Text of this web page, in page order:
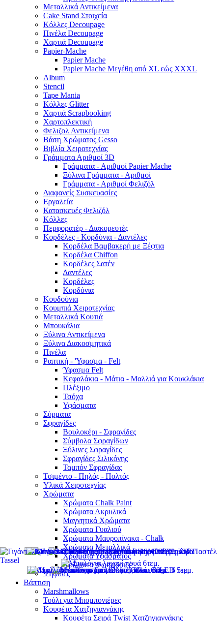
Μεταλλικά Αντικείμενα
Cake Stand Στοιχεία
Κόλλες Decoupage
Πινέλα Decoupage
Χαρτιά Decoupage
Papier-Mache
Papier Mache
Papier Mache Μεγέθη από XL εώς XXXL
Album
Stencil
Tape Mania
Κόλλες Glitter
Χαρτιά Scrapbooking
Χαρτοπλεκτική
Φελιζολ Αντικείμενα
Βάση Χρώματος Gesso
Βιβλία Χειροτεχνίας
Γράμματα Αριθμοί 3D
Γράμματα - Αριθμοί Papier Mache
Ξύλινα Γράμματα - Αριθμοί
Γράμματα - Αριθμοί Φελιζόλ
Διαφανείς Συσκευασίες
Εργαλεία
Κατασκευές Φελιζόλ
Κόλλες
Περφορατέρ - Διακορευτές
Κορδέλες - Κορδόνια - Δαντέλες
Κορδέλα Βαμβακερή με Ξέφτια
Κορδέλα Chiffon
Κορδέλες Σατέν
Δαντέλες
Κορδέλες
Κορδόνια
Κουδούνια
Κουμπιά Χειροτεχνίας
Μεταλλικά Κουτιά
Μπουκάλια
Ξύλινα Αντικείμενα
Ξύλινα Διακοσμητικά
Πινέλα
Ραπτική - 'Υφασμα - Felt
Ύφασμα Felt
Κεφαλάκια - Μάτια - Μαλλιά για Κουκλάκια
Πλέξιμο
Τσόχα
Υφάσματα
Σύρματα
Σφραγίδες
Βουλοκέρι - Σφραγίδες
Σύμβολα Σφραγίδων
Ξύλινες Σφραγίδες
Σφραγίδες Σιλικόνης
Ταμπόν Σφραγίδας
Τσιμέντο - Πηλός - Πολτός
Υλικά Χειροτεχνίας
Χρώματα
Χρώματα Chalk Paint
Χρώματα Ακρυλικά
Μαγνητικά Χρώματα
Χρώματα Γυαλιού
Χρώματα Μαυροπίνακα - Chalk
Χρώματα Μεταλλικά
Χρώματα Υφάσματος
Χρώματα Φωσφοριζέ
Ψηφίδες
Βάπτιση
Marshmallows
Τούλι για Μπομπονιέρες
Κουφέτα Χατζηγιαννάκης
Κουφέτα Σειρά Twist Χατζηγιαννάκης